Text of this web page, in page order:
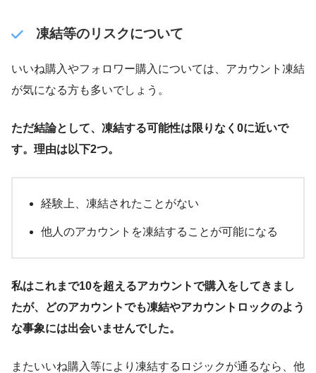
凍結等のリスクについて
いいね購入やフォロワー購入については、アカウント凍結
が気になる方も多いでしょう。
ただ結論として、凍結する可能性は限りなく0に近いで
す。理由は以下2つ。
経験上、凍結されたことがない
他人のアカウントを凍結することが可能になる
私はこれまで10を超えるアカウントで購入をしてきまし
たが、どのアカウントでも凍結やアカウントロックのよう
な事象には出会いませんでした。
またいいね購入等により凍結するロジックが通るなら、他